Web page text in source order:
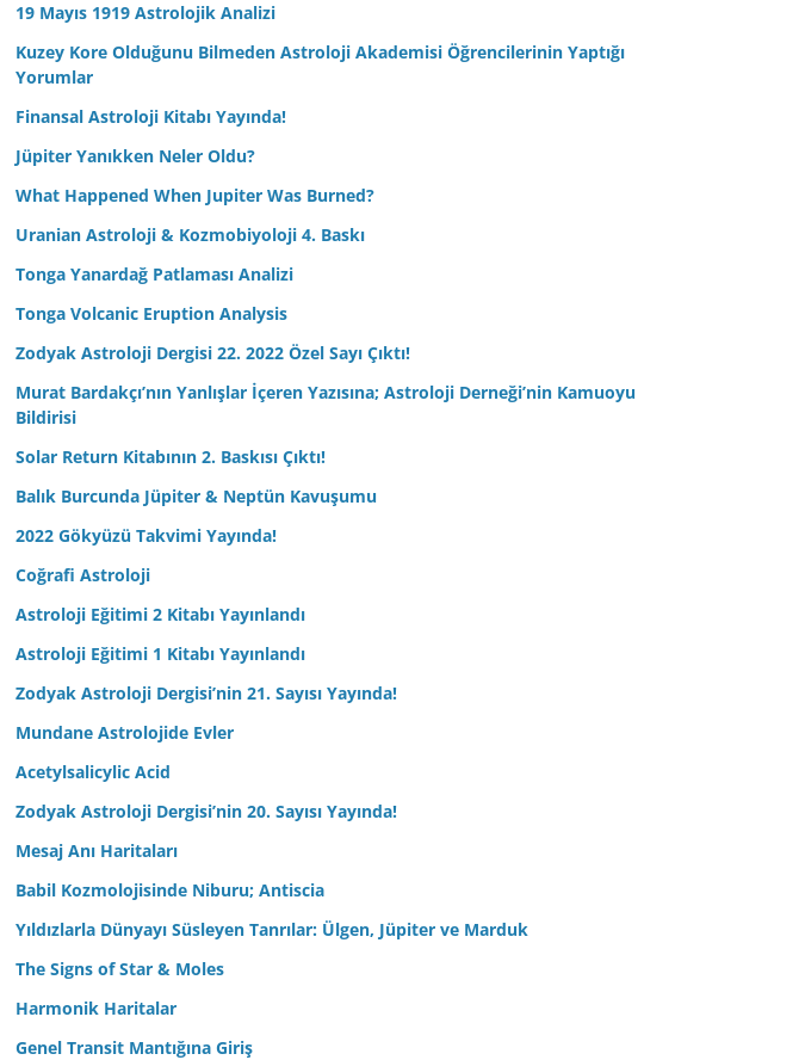
19 Mayıs 1919 Astrolojik Analizi
Kuzey Kore Olduğunu Bilmeden Astroloji Akademisi Öğrencilerinin Yaptığı
Yorumlar
Finansal Astroloji Kitabı Yayında!
Jüpiter Yanıkken Neler Oldu?
What Happened When Jupiter Was Burned?
Uranian Astroloji & Kozmobiyoloji 4. Baskı
Tonga Yanardağ Patlaması Analizi
Tonga Volcanic Eruption Analysis
Zodyak Astroloji Dergisi 22. 2022 Özel Sayı Çıktı!
Murat Bardakçı’nın Yanlışlar İçeren Yazısına; Astroloji Derneği’nin Kamuoyu
Bildirisi
Solar Return Kitabının 2. Baskısı Çıktı!
Balık Burcunda Jüpiter & Neptün Kavuşumu
2022 Gökyüzü Takvimi Yayında!
Coğrafi Astroloji
Astroloji Eğitimi 2 Kitabı Yayınlandı
Astroloji Eğitimi 1 Kitabı Yayınlandı
Zodyak Astroloji Dergisi’nin 21. Sayısı Yayında!
Mundane Astrolojide Evler
Acetylsalicylic Acid
Zodyak Astroloji Dergisi’nin 20. Sayısı Yayında!
Mesaj Anı Haritaları
Babil Kozmolojisinde Niburu; Antiscia
Yıldızlarla Dünyayı Süsleyen Tanrılar: Ülgen, Jüpiter ve Marduk
The Signs of Star & Moles
Harmonik Haritalar
Genel Transit Mantığına Giriş